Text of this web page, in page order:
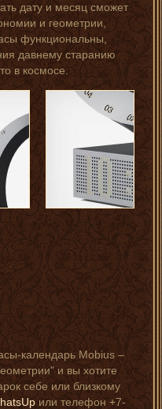
дату и месяц сможет
и геометрии,
функциональны,
давнему старанию
в космосе.
календарь Mobius –
и вы хотите
себе или близкому
или телефон +7-